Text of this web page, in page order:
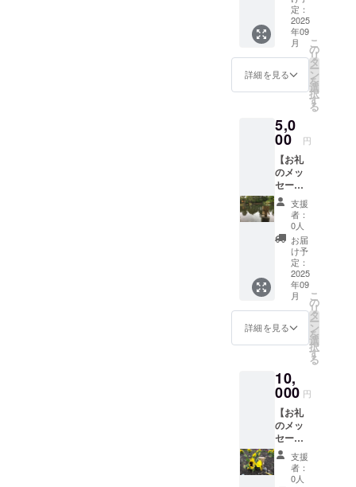
礼の
メッ
セージ
をお送
りしま
す。
メッ
セージ
リター
ンと同
様のも
ので
す。
定：
2025
年09
月
詳細を見る
こ
の
リ
タ
ー
ン
を
選
択
す
る
5,0
00 円
【お礼
のメッ
セー
ジ】 感
謝の気
持ちを
込め
て、お
礼の
メッ
セージ
をお送
りしま
す。
メッ
セージ
リター
ンと同
様のも
ので
す。
支援
者：
0人
お届
け予
定：
2025
年09
月
詳細を見る
こ
の
リ
タ
ー
ン
を
選
択
す
る
10,
000 円
【お礼
のメッ
セー
ジ】 感
謝の気
持ちを
支援
者：
0人